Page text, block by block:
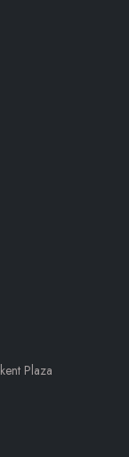
Plaza